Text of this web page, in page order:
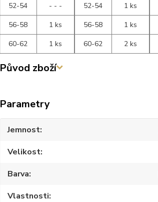
52-54
- - -
56-58
1 ks
60-62
1 ks
52-54
1 ks
56-58
1 ks
60-62
2 ks
Původ zboží
Parametry
Jemnost
Velikost
Barva
Vlastnosti